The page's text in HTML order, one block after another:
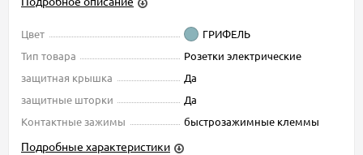
Цвет
ГРИФЕЛЬ
Тип товара
Розетки электрические
защитная крышка
Да
защитные шторки
Да
Контактные зажимы
быстрозажимные клеммы
Подробные характеристики